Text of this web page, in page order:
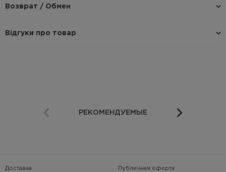
Возврат / Обмен
Відгуки про товар
РЕКОМЕНДУЕМЫЕ
Доставка Публичная оферта